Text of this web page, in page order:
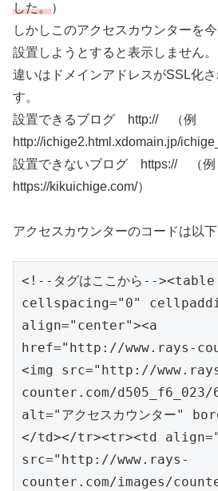
した。）
しかしこのアクセスカウンターを
設置しようとすると表示しません。
違いはドメインアドレスがSSL化
す。
設置できるブログ http:// （例
http://ichige2.html.xdomain.jp/
設置できないブログ https:// （
https://kikuichige.com/）
アクセスカウンターのコードは以下
<!--タグはここから--
cellspacing="0"
align="center"><a
href="http://www.rays-
<img src="http://
counter.com/d505_f6_023/
alt="アクセスカウンター"
</td></tr><tr><td
src="http://www.rays-
counter.com/images/